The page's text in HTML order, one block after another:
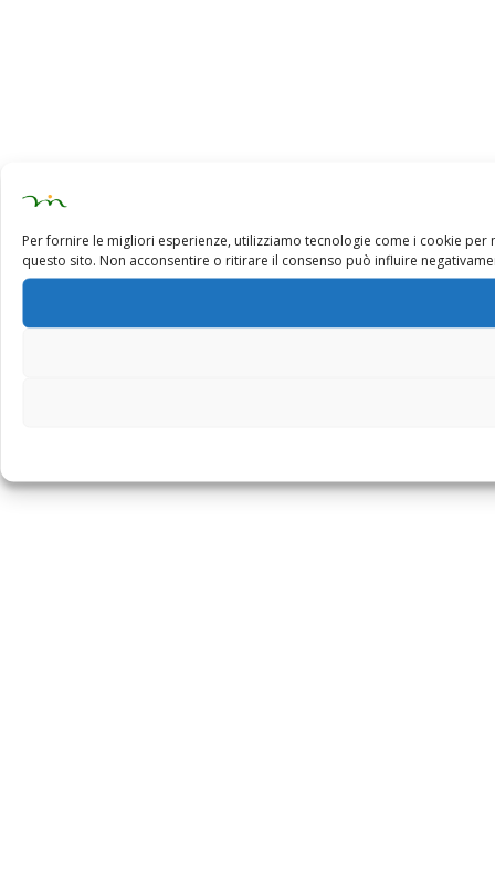
Per fornire le migliori esperienze, utilizziamo tecnologie come i cookie
questo sito. Non acconsentire o ritirare il consenso può influire